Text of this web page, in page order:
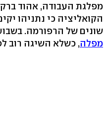
מפלגת העבודה, אהוד
הקואליציה כי נתניהו
שונים של הרפורמה.
מפלה, כשלא השיגה רוב